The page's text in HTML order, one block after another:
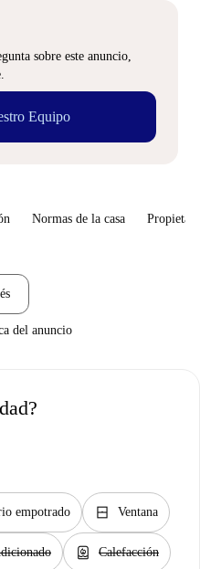
sobre este anuncio,
Equipo
Normas de la casa
del anuncio
empotrado window_closed Ventana
water_heater Calefacción